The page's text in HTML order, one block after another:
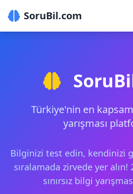
SoruBil.com
Türkiye'nin en
yarışması
Bilginizi test edin, kendinizi
sıralamada zirvede yer
sınırsız bilgi